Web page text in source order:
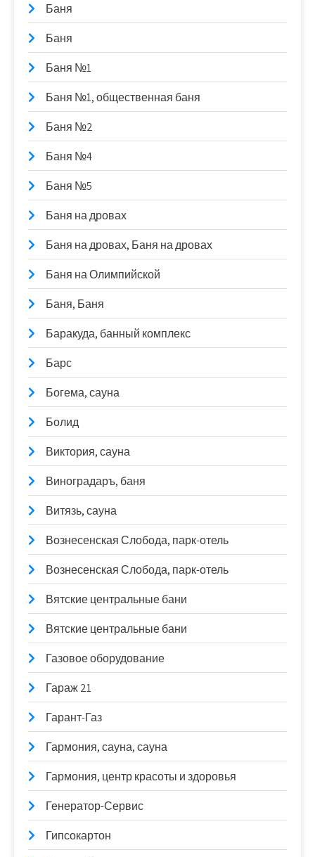
Баня
Баня
Баня №1
Баня №1, общественная баня
Баня №2
Баня №4
Баня №5
Баня на дровах
Баня на дровах, Баня на дровах
Баня на Олимпийской
Баня, Баня
Баракуда, банный комплекс
Барс
Богема, сауна
Болид
Виктория, сауна
Виноградаръ, баня
Витязь, сауна
Вознесенская Слобода, парк-отель
Вознесенская Слобода, парк-отель
Вятские центральные бани
Вятские центральные бани
Газовое оборудование
Гараж 21
Гарант-Газ
Гармония, сауна, сауна
Гармония, центр красоты и здоровья
Генератор-Сервис
Гипсокартон